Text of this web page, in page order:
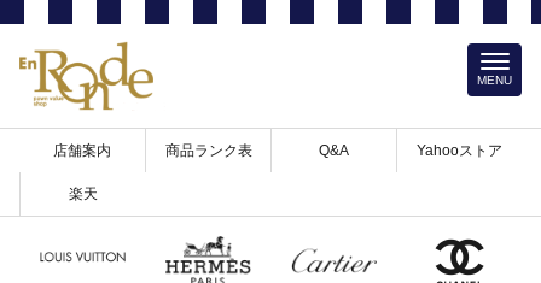
店舗案内 商品ランク表 Q&A Yahooストア
楽天
MENU